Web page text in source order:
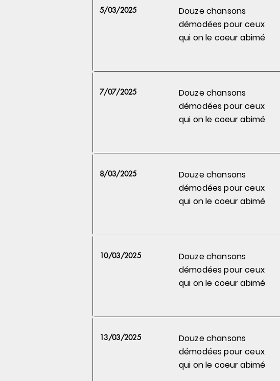
5/03/2025
Douze chansons
démodées pourceux
qui on le coeur abimé
7/07/2025
Douze chansons
démodées pourceux
qui on le coeur abimé
8/03/2025
Douze chansons
démodées pourceux
qui on le coeur abimé
10/03/2025
Douze chansons
démodées pourceux
qui on le coeur abimé
13/03/2025
Douze chansons
démodées pourceux
qui on le coeur abimé